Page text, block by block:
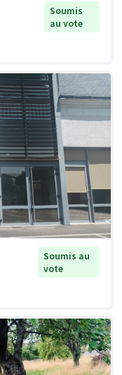
Soumis
au vote
Soumis au
vote